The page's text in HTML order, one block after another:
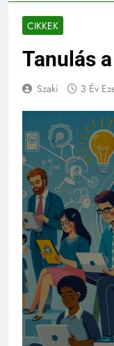
CIKKEK
Tanulás
Szaki 3 Év